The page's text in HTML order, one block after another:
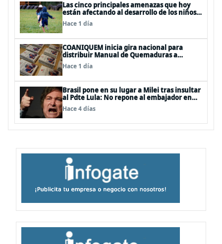
Las cinco principales amenazas que hoy
están afectando al desarrollo de los niños
en Chile
Hace 1 día
COANIQUEM inicia gira nacional para
distribuir Manual de Quemaduras a
profesionales de la salud
Hace 1 día
Brasil pone en su lugar a Milei tras insultar
al Pdte Lula: No repone al embajador en
BBSS y rebaja la relación bilateral
Hace 4 días